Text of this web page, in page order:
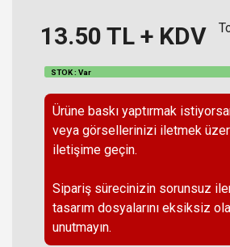
13.50 TL + KDV
STOK : Var
Ürüne baskı yaptırmak
veya görsellerinizi iletmek
iletişime geçin.
Sipariş sürecinizin sorunsuz
tasarım dosyalarını eksiksiz
unutmayın.